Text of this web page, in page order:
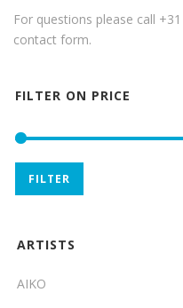
For questions please call
contact form.
FILTER ON PRICE
FILTER
ARTISTS
AIKO